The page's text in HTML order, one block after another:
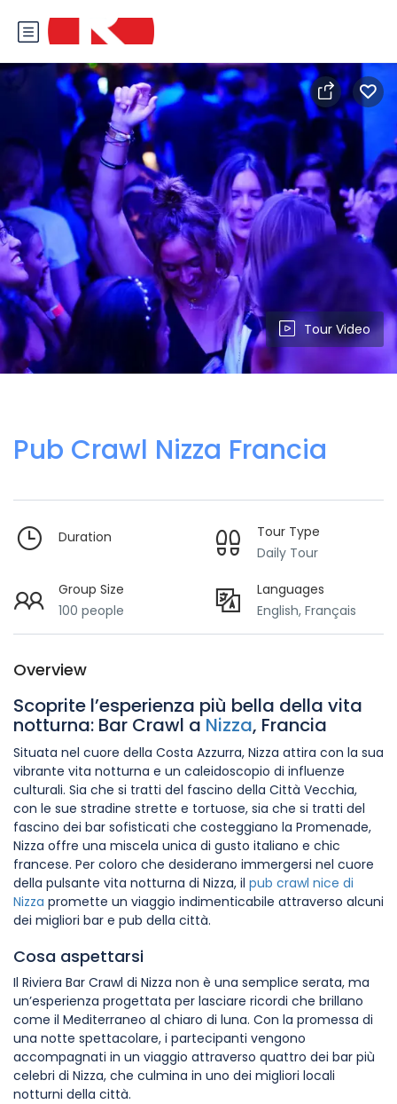
Tour Video
Pub Crawl Nizza Francia
Duration
Tour Type
Daily Tour
Group Size
100 people
Languages
English, Français
Overview
Scoprite l’esperienza più bella della vita
notturna: Bar Crawl a Nizza, Francia
Situata nel cuore della Costa Azzurra, Nizza attira con la sua
vibrante vita notturna e un caleidoscopio di influenze
culturali. Sia che si tratti del fascino della Città Vecchia,
con le sue stradine strette e tortuose, sia che si tratti del
fascino dei bar sofisticati che costeggiano la Promenade,
Nizza offre una miscela unica di gusto italiano e chic
francese. Per coloro che desiderano immergersi nel cuore
della pulsante vita notturna di Nizza, il pub crawl nice di
Nizza promette un viaggio indimenticabile attraverso alcuni
dei migliori bar e pub della città.
Cosa aspettarsi
Il Riviera Bar Crawl di Nizza non è una semplice serata, ma
un’esperienza progettata per lasciare ricordi che brillano
come il Mediterraneo al chiaro di luna. Con la promessa di
una notte spettacolare, i partecipanti vengono
accompagnati in un viaggio attraverso quattro dei bar più
celebri di Nizza, che culmina in uno dei migliori locali
notturni della città.